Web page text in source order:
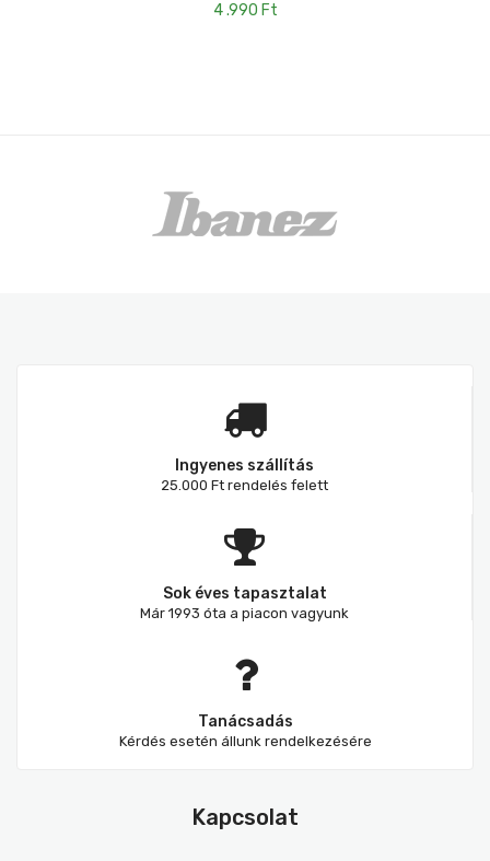
4 .990 Ft
Ingyenes szállítás
25.000 Ft rendelés felett
Sok éves tapasztalat
Már 1993 óta a piacon vagyunk
Tanácsadás
Kérdés esetén állunk rendelkezésére
Kapcsolat